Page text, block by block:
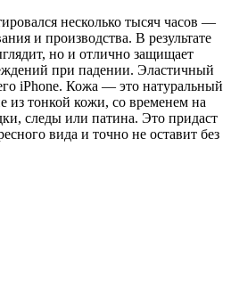
несколько тысяч часов —
и производства. В результате
но и отлично защищает
при падении. Эластичный
iPhone. Кожа — это натуральный
из тонкой кожи, со временем на
следы или патина. Это придаст
вида и точно не оставит без